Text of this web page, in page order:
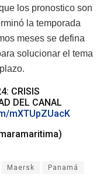
los pronostico son
la temporada
meses se defina
solucionar el tema
CRISIS
DEL CANAL
mXTUpZUacK
Maersk Panamá